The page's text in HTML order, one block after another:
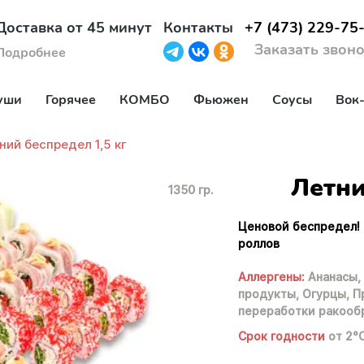
от 45 минут Контакты
+7 (473) 229-
Заказать
Горячее КОМБО Фьюжен Соусы
беспредел 1,5 кг
1350 гр.
Ценовой беспредел!
роллов
Аллергены: Ананасы,
продукты, Огурцы,
переработки
Срок годности от